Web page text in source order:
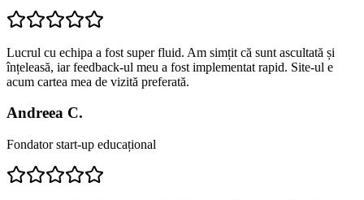
Lucrul cu echipa a fost super fluid. Am simțit că sunt ascultată și
înțeleasă, iar feedback-ul meu a fost implementat rapid. Site-ul e
acum cartea mea de vizită preferată.
Andreea C.
Fondator start-up educațional